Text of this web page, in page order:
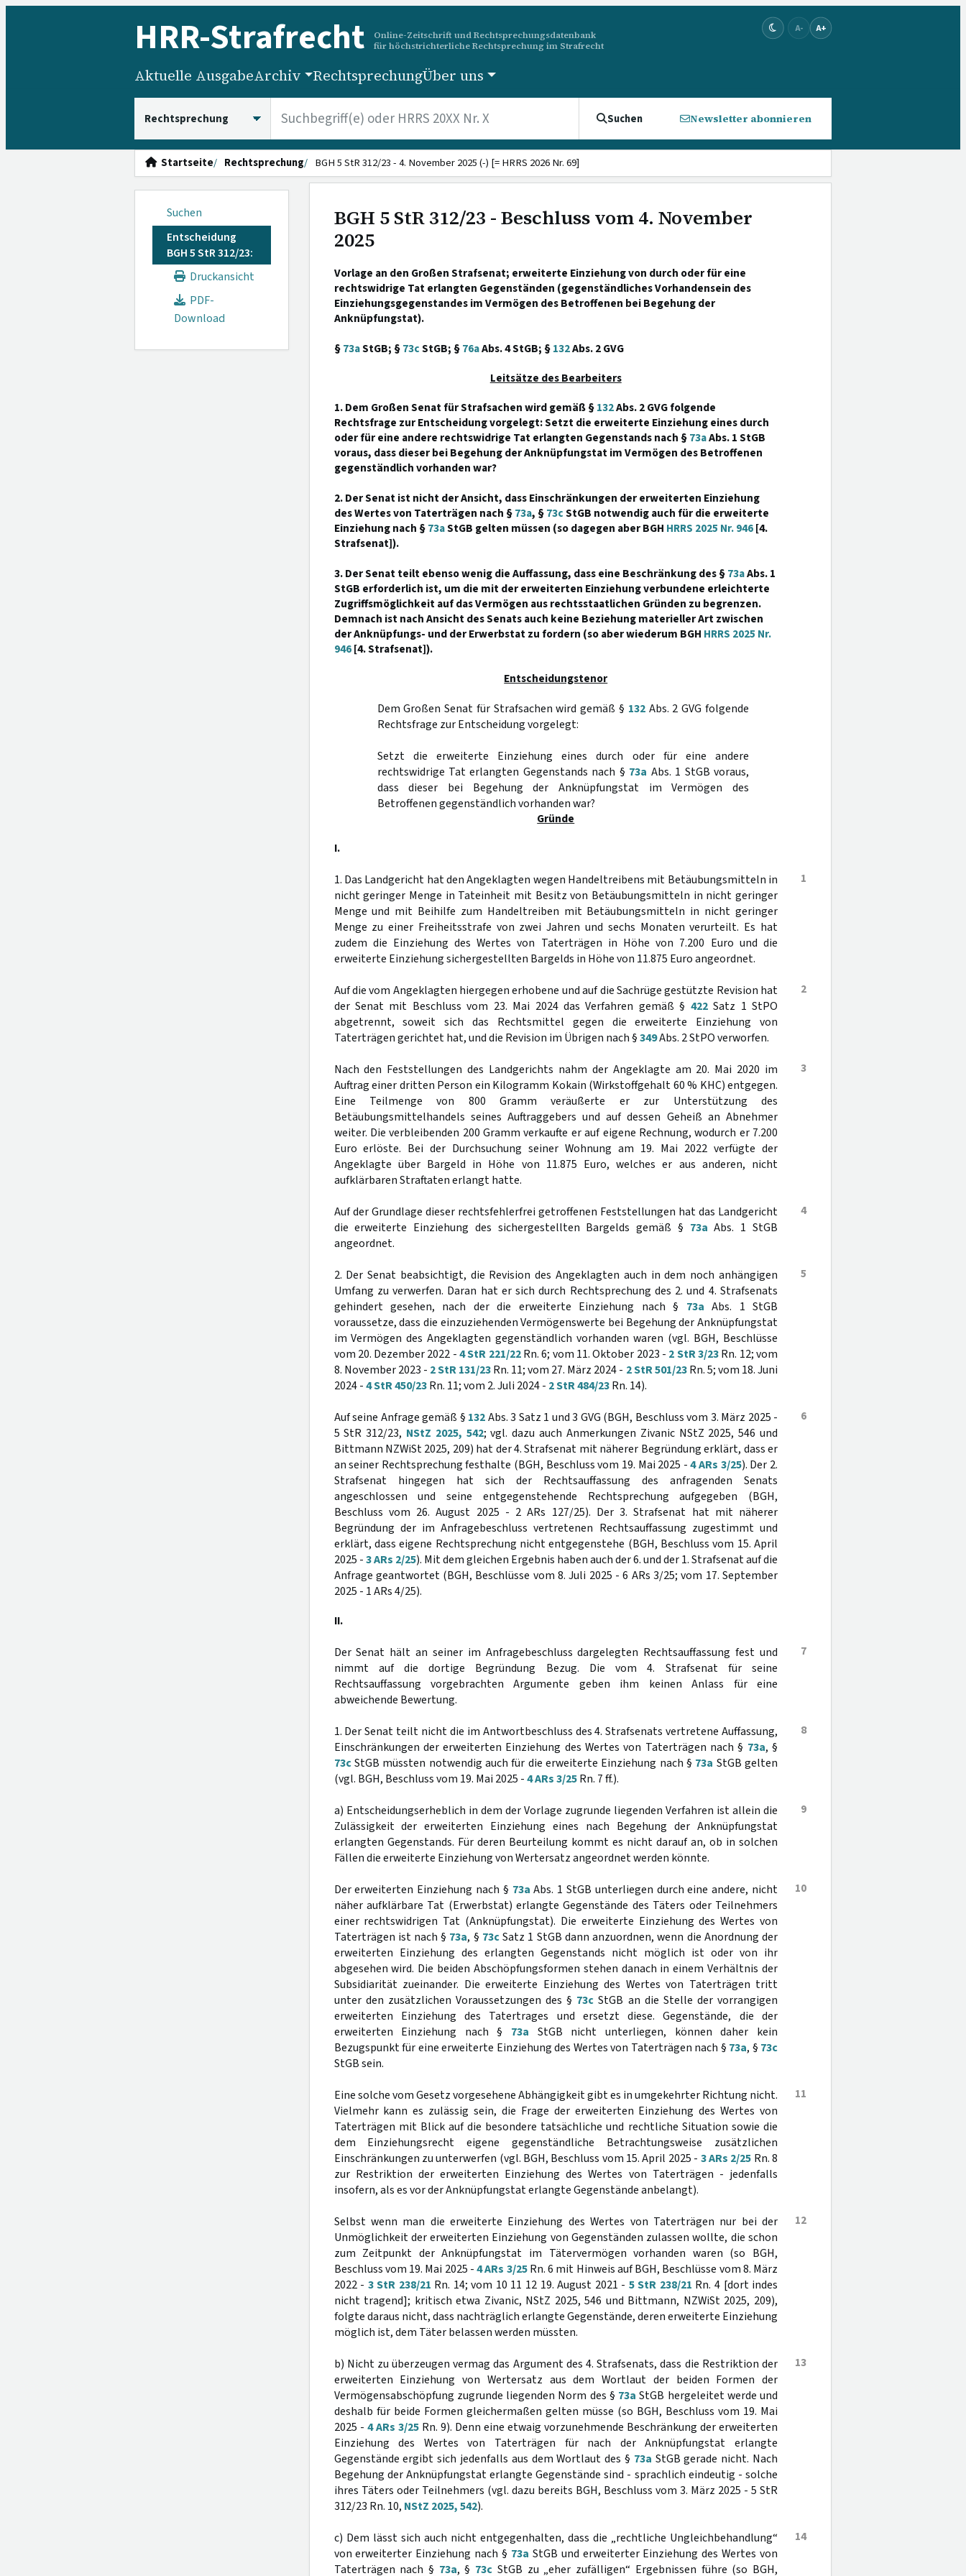
HRR-Strafrecht
Online-Zeitschrift und Rechtsprechungsdatenbank
für höchstrichterliche Rechtsprechung im Strafrecht
A- A+
Aktuelle AusgabeArchiv RechtsprechungÜber uns
Suchen Newsletter abonnieren
Startseite Rechtsprechung BGH 5 StR 312/23 - 4. November 2025 (-) [= HRRS 2026 Nr. 69]
Suchen
Entscheidung
BGH 5 StR 312/23:
Druckansicht
PDF-
Download
BGH 5 StR 312/23 - Beschluss vom 4. November
2025
Vorlage an den Großen Strafsenat; erweiterte Einziehung von durch oder für eine
rechtswidrige Tat erlangten Gegenständen (gegenständliches Vorhandensein des
Einziehungsgegenstandes im Vermögen des Betroffenen bei Begehung der
Anknüpfungstat).
§73aStGB; §73cStGB; §76aAbs. 4 StGB; §132Abs. 2 GVG
Leitsätze des Bearbeiters
1. Dem Großen Senat für Strafsachen wird gemäß §132Abs. 2 GVG folgende
Rechtsfrage zur Entscheidung vorgelegt: Setzt die erweiterte Einziehung eines durch
oder für eine andere rechtswidrige Tat erlangten Gegenstands nach §73aAbs. 1 StGB
voraus, dass dieser bei Begehung der Anknüpfungstat im Vermögen des Betroffenen
gegenständlich vorhanden war?
2. Der Senat ist nicht der Ansicht, dass Einschränkungen der erweiterten Einziehung
des Wertes von Taterträgen nach §73a, §73cStGB notwendig auch für die erweiterte
Einziehung nach §73aStGB gelten müssen (so dagegen aber BGH HRRS 2025 Nr. 946[4.
Strafsenat]).
3. Der Senat teilt ebenso wenig die Auffassung, dass eine Beschränkung des §73aAbs. 1
StGB erforderlich ist, um die mit der erweiterten Einziehung verbundene erleichterte
Zugriffsmöglichkeit auf das Vermögen aus rechtsstaatlichen Gründen zu begrenzen.
Demnach ist nach Ansicht des Senats auch keine Beziehung materieller Art zwischen
der Anknüpfungs- und der Erwerbstat zu fordern (so aber wiederum BGH HRRS 2025 Nr.
946[4. Strafsenat]).
Entscheidungstenor
Dem Großen Senat für Strafsachen wird gemäß § 132Abs. 2 GVG folgende
Rechtsfrage zur Entscheidung vorgelegt:
Setzt die erweiterte Einziehung eines durch oder für eine andere
rechtswidrige Tat erlangten Gegenstands nach § 73a Abs. 1 StGB voraus,
dass dieser bei Begehung der Anknüpfungstat im Vermögen des
Betroffenen gegenständlich vorhanden war?
Gründe
I.
1
1. Das Landgericht hat den Angeklagten wegen Handeltreibens mit Betäubungsmitteln in
nicht geringer Menge in Tateinheit mit Besitz von Betäubungsmitteln in nicht geringer
Menge und mit Beihilfe zum Handeltreiben mit Betäubungsmitteln in nicht geringer
Menge zu einer Freiheitsstrafe von zwei Jahren und sechs Monaten verurteilt. Es hat
zudem die Einziehung des Wertes von Taterträgen in Höhe von 7.200 Euro und die
erweiterte Einziehung sichergestellten Bargelds in Höhe von 11.875 Euro angeordnet.
2
Auf die vom Angeklagten hiergegen erhobene und auf die Sachrüge gestützte Revision hat
der Senat mit Beschluss vom 23. Mai 2024 das Verfahren gemäß § 422Satz 1 StPO
abgetrennt, soweit sich das Rechtsmittel gegen die erweiterte Einziehung von
Taterträgen gerichtet hat, und die Revision im Übrigen nach §349Abs. 2 StPO verworfen.
3
Nach den Feststellungen des Landgerichts nahm der Angeklagte am 20. Mai 2020 im
Auftrag einer dritten Person ein Kilogramm Kokain (Wirkstoffgehalt 60 % KHC) entgegen.
Eine Teilmenge von 800 Gramm veräußerte er zur Unterstützung des
Betäubungsmittelhandels seines Auftraggebers und auf dessen Geheiß an Abnehmer
weiter. Die verbleibenden 200 Gramm verkaufte er auf eigene Rechnung, wodurch er 7.200
Euro erlöste. Bei der Durchsuchung seiner Wohnung am 19. Mai 2022 verfügte der
Angeklagte über Bargeld in Höhe von 11.875 Euro, welches er aus anderen, nicht
aufklärbaren Straftaten erlangt hatte.
4
Auf der Grundlage dieser rechtsfehlerfrei getroffenen Feststellungen hat das Landgericht
die erweiterte Einziehung des sichergestellten Bargelds gemäß § 73a Abs. 1 StGB
angeordnet.
5
2. Der Senat beabsichtigt, die Revision des Angeklagten auch in dem noch anhängigen
Umfang zu verwerfen. Daran hat er sich durch Rechtsprechung des 2. und 4. Strafsenats
gehindert gesehen, nach der die erweiterte Einziehung nach § 73a Abs. 1 StGB
voraussetze, dass die einzuziehenden Vermögenswerte bei Begehung der Anknüpfungstat
im Vermögen des Angeklagten gegenständlich vorhanden waren (vgl. BGH, Beschlüsse
vom 20. Dezember 2022 -4 StR 221/22Rn. 6; vom 11. Oktober 2023 - 2 StR 3/23Rn. 12; vom
8. November 2023 - 2 StR 131/23Rn. 11; vom 27. März 2024 - 2 StR 501/23Rn. 5; vom 18. Juni
2024 -4 StR 450/23Rn. 11; vom 2. Juli 2024 - 2 StR 484/23Rn. 14).
6
Auf seine Anfrage gemäß § 132Abs. 3 Satz 1 und 3 GVG (BGH, Beschluss vom 3. März 2025 -
5 StR 312/23, NStZ 2025, 542; vgl. dazu auch Anmerkungen Zivanic NStZ 2025, 546 und
Bittmann NZWiSt 2025, 209) hat der 4. Strafsenat mit näherer Begründung erklärt, dass er
an seiner Rechtsprechung festhalte (BGH, Beschluss vom 19. Mai 2025 -4 ARs 3/25). Der 2.
Strafsenat hingegen hat sich der Rechtsauffassung des anfragenden Senats
angeschlossen und seine entgegenstehende Rechtsprechung aufgegeben (BGH,
Beschluss vom 26. August 2025 - 2 ARs 127/25). Der 3. Strafsenat hat mit näherer
Begründung der im Anfragebeschluss vertretenen Rechtsauffassung zugestimmt und
erklärt, dass eigene Rechtsprechung nicht entgegenstehe (BGH, Beschluss vom 15. April
2025 -3 ARs 2/25). Mit dem gleichen Ergebnis haben auch der 6. und der 1. Strafsenat auf die
Anfrage geantwortet (BGH, Beschlüsse vom 8. Juli 2025 - 6 ARs 3/25; vom 17. September
2025 - 1 ARs 4/25).
II.
7
Der Senat hält an seiner im Anfragebeschluss dargelegten Rechtsauffassung fest und
nimmt auf die dortige Begründung Bezug. Die vom 4. Strafsenat für seine
Rechtsauffassung vorgebrachten Argumente geben ihm keinen Anlass für eine
abweichende Bewertung.
8
1. Der Senat teilt nicht die im Antwortbeschluss des 4. Strafsenats vertretene Auffassung,
Einschränkungen der erweiterten Einziehung des Wertes von Taterträgen nach § 73a, §
73cStGB müssten notwendig auch für die erweiterte Einziehung nach § 73a StGB gelten
(vgl. BGH, Beschluss vom 19. Mai 2025 -4 ARs 3/25Rn. 7 ff.).
9
a) Entscheidungserheblich in dem der Vorlage zugrunde liegenden Verfahren ist allein die
Zulässigkeit der erweiterten Einziehung eines nach Begehung der Anknüpfungstat
erlangten Gegenstands. Für deren Beurteilung kommt es nicht darauf an, ob in solchen
Fällen die erweiterte Einziehung von Wertersatz angeordnet werden könnte.
10
Der erweiterten Einziehung nach § 73a Abs. 1 StGB unterliegen durch eine andere, nicht
näher aufklärbare Tat (Erwerbstat) erlangte Gegenstände des Täters oder Teilnehmers
einer rechtswidrigen Tat (Anknüpfungstat). Die erweiterte Einziehung des Wertes von
Taterträgen ist nach § 73a, § 73cSatz 1 StGB dann anzuordnen, wenn die Anordnung der
erweiterten Einziehung des erlangten Gegenstands nicht möglich ist oder von ihr
abgesehen wird. Die beiden Abschöpfungsformen stehen danach in einem Verhältnis der
Subsidiarität zueinander. Die erweiterte Einziehung des Wertes von Taterträgen tritt
unter den zusätzlichen Voraussetzungen des § 73c StGB an die Stelle der vorrangigen
erweiterten Einziehung des Tatertrages und ersetzt diese. Gegenstände, die der
erweiterten Einziehung nach § 73a StGB nicht unterliegen, können daher kein
Bezugspunkt für eine erweiterte Einziehung des Wertes von Taterträgen nach § 73a, § 73c
StGB sein.
11
Eine solche vom Gesetz vorgesehene Abhängigkeit gibt es in umgekehrter Richtung nicht.
Vielmehr kann es zulässig sein, die Frage der erweiterten Einziehung des Wertes von
Taterträgen mit Blick auf die besondere tatsächliche und rechtliche Situation sowie die
dem Einziehungsrecht eigene gegenständliche Betrachtungsweise zusätzlichen
Einschränkungen zu unterwerfen (vgl. BGH, Beschluss vom 15. April 2025 - 3 ARs 2/25 Rn. 8
zur Restriktion der erweiterten Einziehung des Wertes von Taterträgen - jedenfalls
insofern, als es vor der Anknüpfungstat erlangte Gegenstände anbelangt).
12
Selbst wenn man die erweiterte Einziehung des Wertes von Taterträgen nur bei der
Unmöglichkeit der erweiterten Einziehung von Gegenständen zulassen wollte, die schon
zum Zeitpunkt der Anknüpfungstat im Tätervermögen vorhanden waren (so BGH,
Beschluss vom 19. Mai 2025 -4 ARs 3/25Rn. 6 mit Hinweis auf BGH, Beschlüsse vom 8. März
2022 - 3 StR 238/21 Rn. 14; vom 10 11 12 19. August 2021 - 5 StR 238/21 Rn. 4 [dort indes
nicht tragend]; kritisch etwa Zivanic, NStZ 2025, 546 und Bittmann, NZWiSt 2025, 209),
folgte daraus nicht, dass nachträglich erlangte Gegenstände, deren erweiterte Einziehung
möglich ist, dem Täter belassen werden müssten.
13
b) Nicht zu überzeugen vermag das Argument des 4. Strafsenats, dass die Restriktion der
erweiterten Einziehung von Wertersatz aus dem Wortlaut der beiden Formen der
Vermögensabschöpfung zugrunde liegenden Norm des § 73a StGB hergeleitet werde und
deshalb für beide Formen gleichermaßen gelten müsse (so BGH, Beschluss vom 19. Mai
2025 - 4 ARs 3/25Rn. 9). Denn eine etwaig vorzunehmende Beschränkung der erweiterten
Einziehung des Wertes von Taterträgen für nach der Anknüpfungstat erlangte
Gegenstände ergibt sich jedenfalls aus dem Wortlaut des § 73a StGB gerade nicht. Nach
Begehung der Anknüpfungstat erlangte Gegenstände sind - sprachlich eindeutig - solche
ihres Täters oder Teilnehmers (vgl. dazu bereits BGH, Beschluss vom 3. März 2025 - 5 StR
312/23 Rn. 10, NStZ 2025, 542).
14
c) Dem lässt sich auch nicht entgegenhalten, dass die „rechtliche Ungleichbehandlung“
von erweiterter Einziehung nach § 73a StGB und erweiterter Einziehung des Wertes von
Taterträgen nach § 73a, § 73c StGB zu „eher zufälligen“ Ergebnissen führe (so BGH,